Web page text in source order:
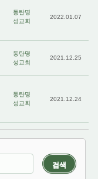
동탄명
성교회
2022.01.07
동탄명
성교회
2021.12.25
동탄명
성교회
2021.12.24
검색